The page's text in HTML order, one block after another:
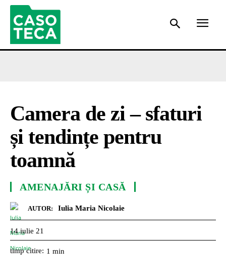
Camera de zi – sfaturi
și tendințe pentru
toamnă
AMENAJĂRI ȘI CASĂ
AUTOR: Iulia Maria Nicolaie
14 iulie 21
timp citire: 1 min